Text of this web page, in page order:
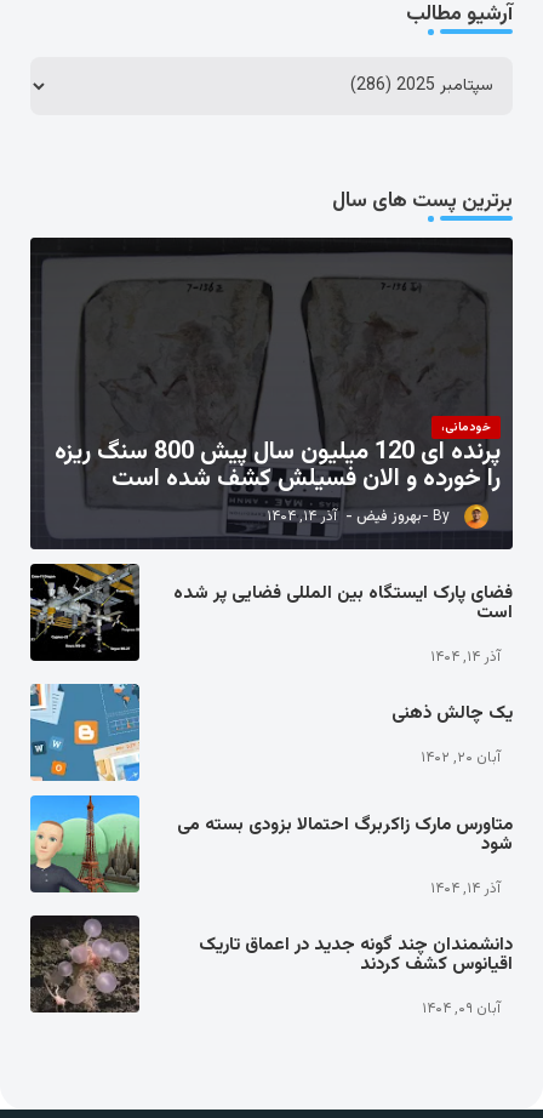
آرشیو مطالب
برترین پست های سال
خودمانی،
پرنده ای 120 میلیون سال پیش 800 سنگ ریزه
را خورده و الان فسیلش کشف شده است
بهروز فیض آذر ۱۴, ۱۴۰۴
فضای پارک ایستگاه بین المللی فضایی پر شده
است
آذر ۱۴, ۱۴۰۴
یک چالش ذهنی
آبان ۲۰, ۱۴۰۲
متاورس مارک زاکربرگ احتمالا بزودی بسته می
شود
آذر ۱۴, ۱۴۰۴
دانشمندان چند گونه جدید در اعماق تاریک
اقیانوس کشف کردند
آبان ۰۹, ۱۴۰۴